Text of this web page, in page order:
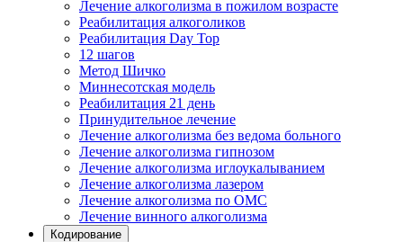
Лечение алкоголизма в пожилом возрасте
Реабилитация алкоголиков
Реабилитация Day Top
12 шагов
Метод Шичко
Миннесотская модель
Реабилитация 21 день
Принудительное лечение
Лечение алкоголизма без ведома больного
Лечение алкоголизма гипнозом
Лечение алкоголизма иглоукалыванием
Лечение алкоголизма лазером
Лечение алкоголизма по ОМС
Лечение винного алкоголизма
Кодирование